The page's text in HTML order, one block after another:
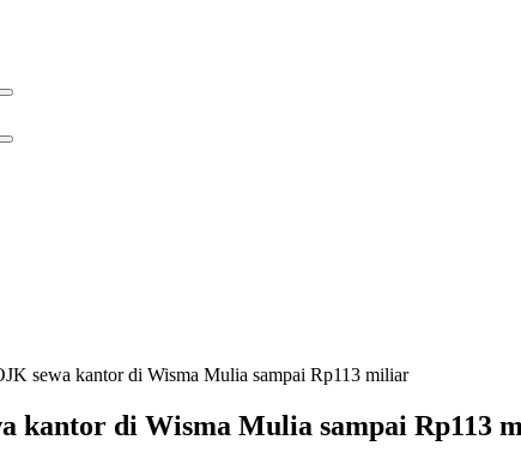
sewa kantor di Wisma Mulia sampai Rp113 miliar
kantor di Wisma Mulia sampai Rp113